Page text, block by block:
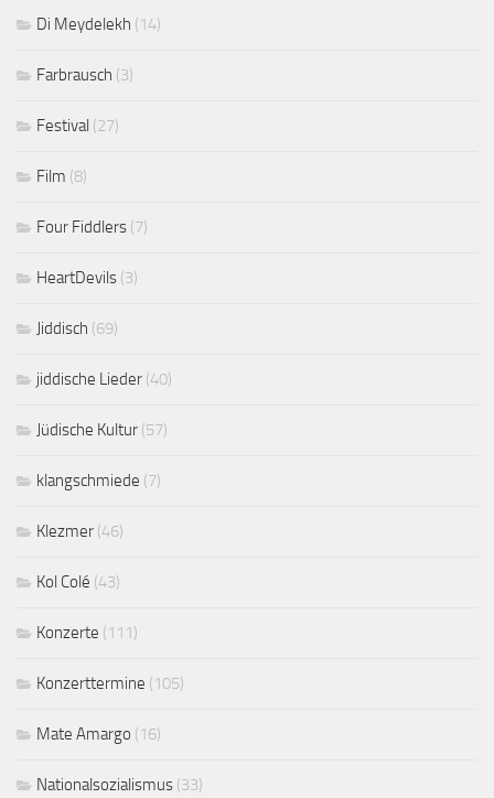
Di Meydelekh (14)
Farbrausch (3)
Festival (27)
Film (8)
Four Fiddlers (7)
HeartDevils (3)
Jiddisch (69)
jiddische Lieder (40)
Jüdische Kultur (57)
klangschmiede (7)
Klezmer (46)
Kol Colé (43)
Konzerte (111)
Konzerttermine (105)
Mate Amargo (16)
Nationalsozialismus (33)